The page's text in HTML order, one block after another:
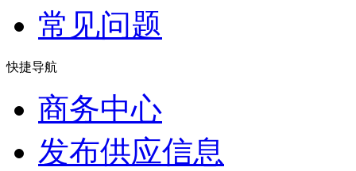
常见问题
快捷导航
商务中心
发布供应信息